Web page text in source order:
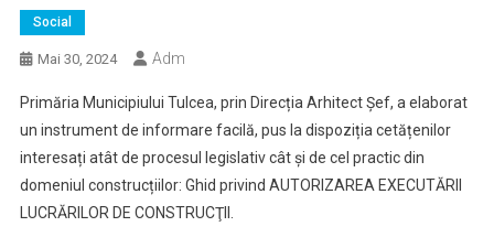
Social
Mai 30, 2024 Adm
Primăria Municipiului Tulcea, prin Direcția Arhitect Șef, a elaborat
un instrument de informare facilă, pus la dispoziția cetățenilor
interesați atât de procesul legislativ cât și de cel practic din
domeniul construcțiilor: Ghid privind AUTORIZAREA EXECUTĂRII
LUCRĂRILOR DE CONSTRUCŢII.